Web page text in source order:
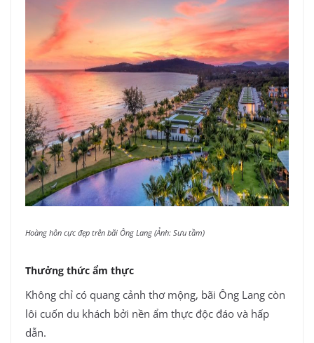
Hoàng hôn cực đẹp trên bãi Ông Lang (Ảnh: Sưu tầm)
Thưởng thức ẩm thực
Không chỉ có quang cảnh thơ mộng, bãi Ông Lang còn
lôi cuốn du khách bởi nền ẩm thực độc đáo và hấp
dẫn.